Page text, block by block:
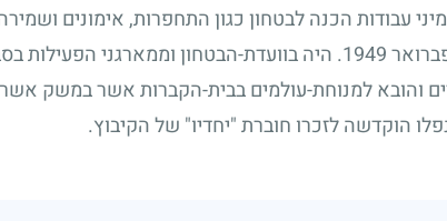
עבודות הכנה לבטחון כגון התחפרות, אימונים
1949. היה בוועדת-הבטחון וממארגני הפעילות
והובא למנוחת-עולמים בבית-הקברות אשר במשק
הוקדשה לזכרו חוברת "יחדיו" של הקיבוץ.